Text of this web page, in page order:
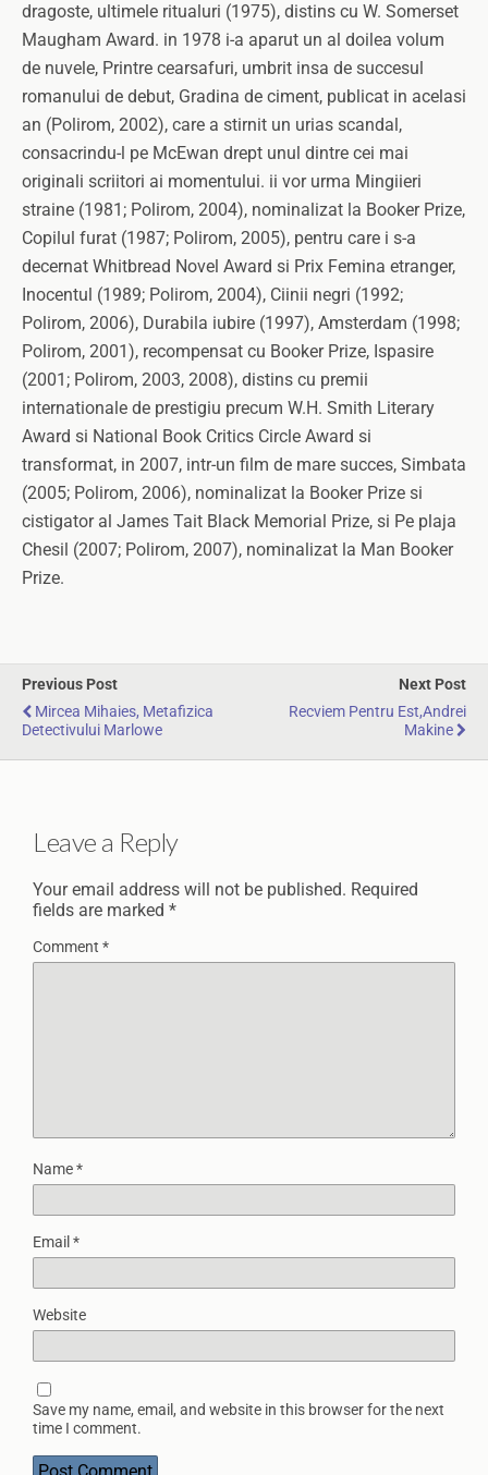
dragoste, ultimele ritualuri (1975), distins cu W. Somerset
Maugham Award. in 1978 i-a aparut un al doilea volum
de nuvele, Printre cearsafuri, umbrit insa de succesul
romanului de debut, Gradina de ciment, publicat in acelasi
an (Polirom, 2002), care a stirnit un urias scandal,
consacrindu-l pe McEwan drept unul dintre cei mai
originali scriitori ai momentului. ii vor urma Mingiieri
straine (1981; Polirom, 2004), nominalizat la Booker Prize,
Copilul furat (1987; Polirom, 2005), pentru care i s-a
decernat Whitbread Novel Award si Prix Femina etranger,
Inocentul (1989; Polirom, 2004), Ciinii negri (1992;
Polirom, 2006), Durabila iubire (1997), Amsterdam (1998;
Polirom, 2001), recompensat cu Booker Prize, Ispasire
(2001; Polirom, 2003, 2008), distins cu premii
internationale de prestigiu precum W.H. Smith Literary
Award si National Book Critics Circle Award si
transformat, in 2007, intr-un film de mare succes, Simbata
(2005; Polirom, 2006), nominalizat la Booker Prize si
cistigator al James Tait Black Memorial Prize, si Pe plaja
Chesil (2007; Polirom, 2007), nominalizat la Man Booker
Prize.
Previous Post
Mircea Mihaies, Metafizica
Detectivului Marlowe
Next Post
Recviem Pentru Est,Andrei
Makine
Leave a Reply
Your email address will not be published. Required
fields are marked *
Comment *
Name*
Email *
Website
Save my name, email, and website in this browser for the next
time I comment.